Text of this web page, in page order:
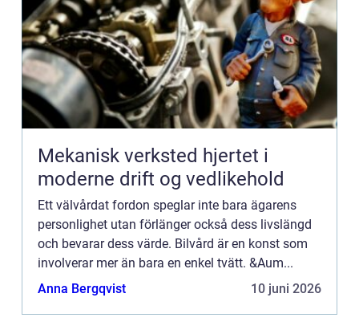
Mekanisk verksted hjertet i
moderne drift og vedlikehold
Ett välvårdat fordon speglar inte bara ägarens
personlighet utan förlänger också dess livslängd
och bevarar dess värde. Bilvård är en konst som
involverar mer än bara en enkel tvätt. &Aum...
Anna Bergqvist
10 juni 2026